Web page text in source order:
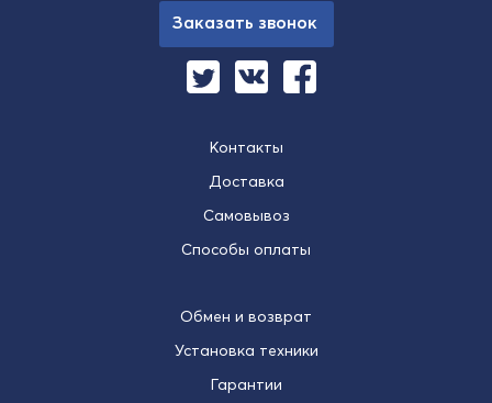
Контакты
Доставка
Самовывоз
Способы оплаты
Обмен и возврат
Установка техники
Гарантии
Заказать звонок